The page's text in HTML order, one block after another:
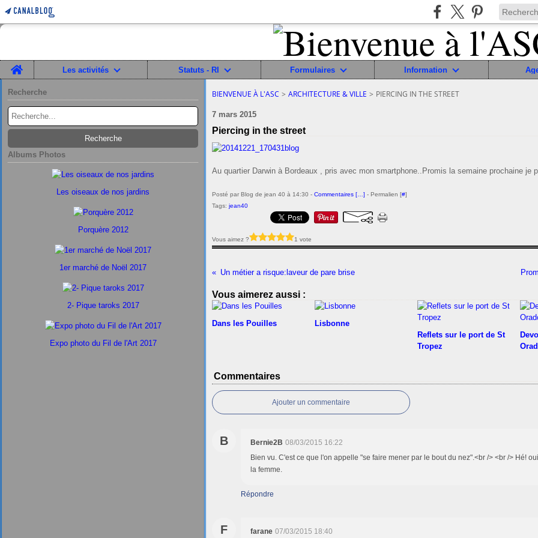
Home
Les activités Statuts - RI Formulaires Information
Recherche
Albums Photos
Les oiseaux de nos jardins
Porquère 2012
1er marché de Noël 2017
2- Pique taroks 2017
Expo photo du Fil de l'Art 2017
BIENVENUE À L'ASC > ARCHITECTURE & VILLE > PIERCING IN THE STREET
7 mars 2015
Piercing in the street
Au quartier Darwin à Bordeaux , pris avec mon smartphone..Promis la semaine prochaine je
Posté par Blog de jean 40 à 14:30 - Commentaires [ ] - Permalien [#]
Tags: jean40
Vous aimez ? 1 vote
Un métier a risque:laveur de pare brise
Vous aimerez aussi :
Dans les Pouilles
Lisbonne
Reflets sur le port de St
Tropez
Commentaires
Ajouter un commentaire
B Bernie2B 08/03/2015 16:22
Bien vu. C'est ce que l'on appelle "se faire mener par le bout du nez".<br /> <br /> Hé!
la femme.
Répondre
F farane 07/03/2015 18:40